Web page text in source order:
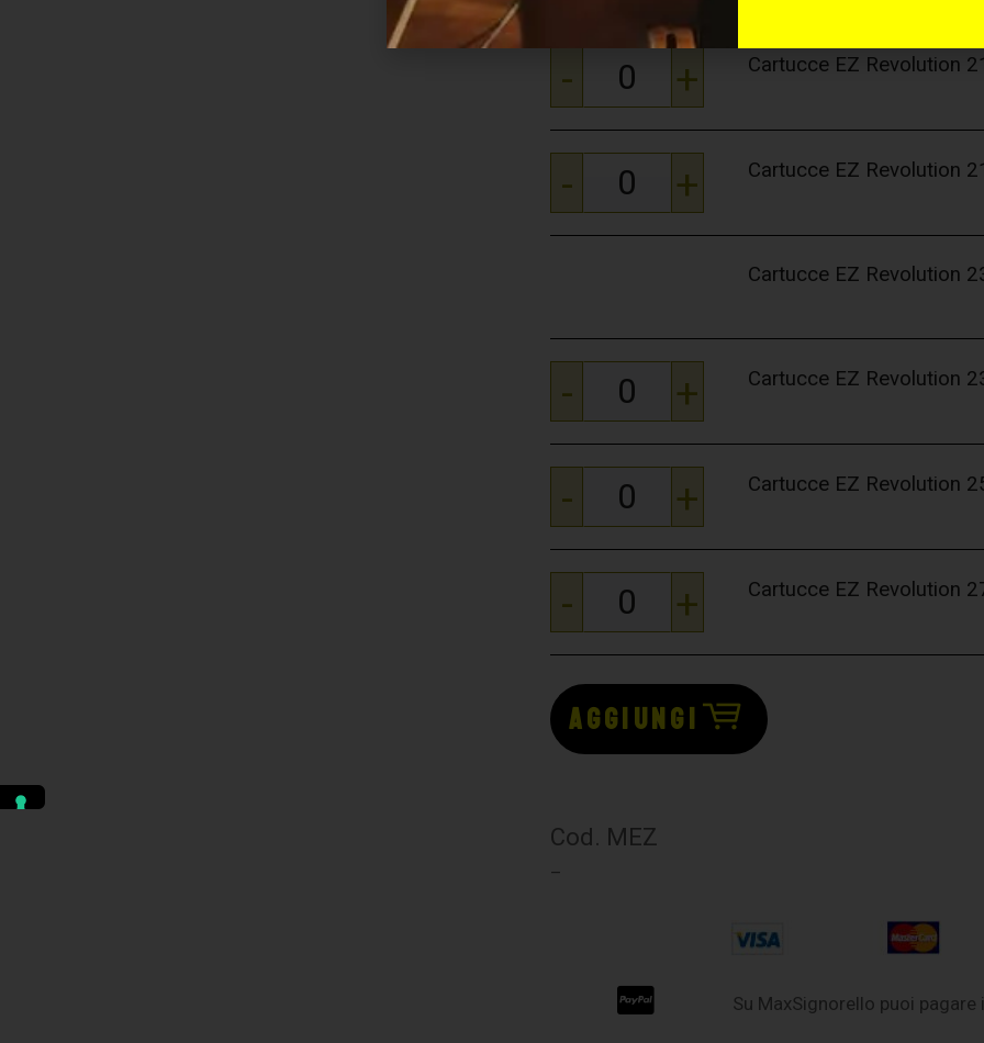
- + Cartucce EZ Revolution
- + Cartucce EZ Revolution
Cartucce EZ Revolution
- + Cartucce EZ Revolution
- + Cartucce EZ Revolution
- + Cartucce EZ Revolution
AGGIUNGI
Cod. MEZ
–
Su MaxSignorello puoi pagare